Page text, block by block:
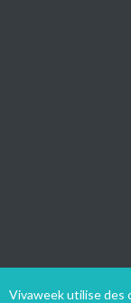
Vivaweek utilise des